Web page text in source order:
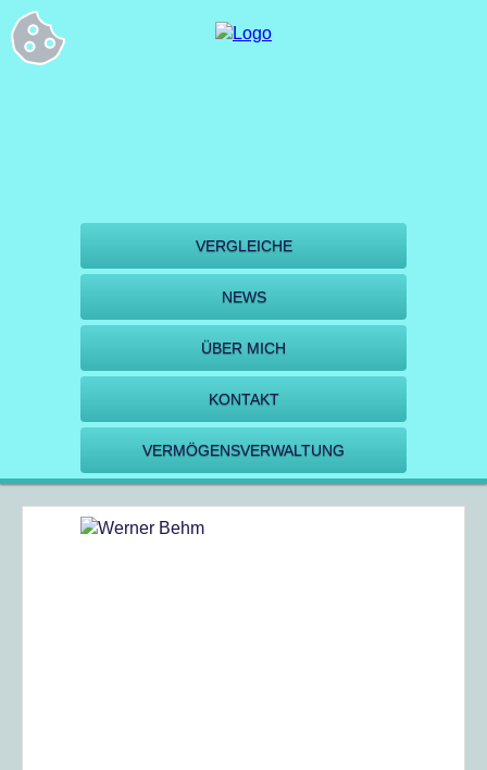
VERGLEICHE
NEWS
ÜBER MICH
KONTAKT
VERMÖGENSVERWALTUNG